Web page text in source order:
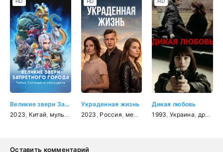
Великие звери Запретного города: Тайна Сияющего самоцвета
2023 Китай мультфильм ,фэнтези,приключения,комедия,семейный
Украденная жизнь
2023 Россия мелодрама
Дикая любовь
1993 Украина драма
Оставить комментарий